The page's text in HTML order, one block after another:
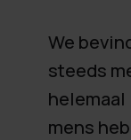
We
steeds
mens